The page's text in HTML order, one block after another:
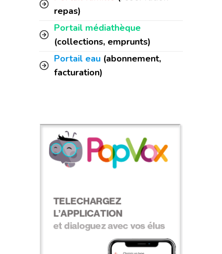
repas)
Portail médiathèque
(collections, emprunts)
Portail eau (abonnement,
facturation)